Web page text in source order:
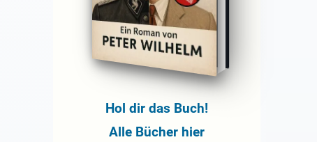
Hol dir das Buch!
Alle Bücher hier